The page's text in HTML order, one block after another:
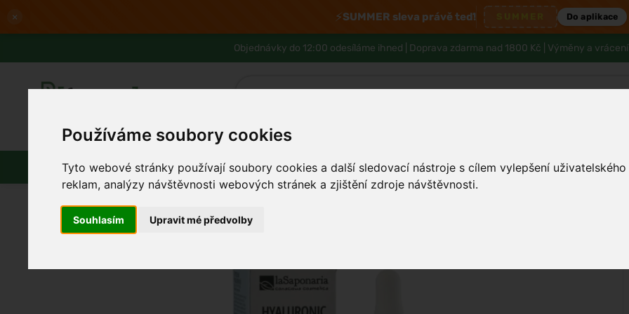
Používáme soubory cookies
Tyto webové stránky používají soubory cookies a další sledovací nástroje s cílem vylepšení
reklam, analýzy návštěvnosti webových stránek a zjištění zdroje návštěvnosti.
Souhlasím Upravit mé předvolby
× ⚡SUMMER sleva právě teď! Do aplikace
Objednávky do 12:00 odesíláme ihned | Doprava zdarma nad 1800 Kč | Výměny a
Slevy až -80% Blog Lexikon
Parfémy Líčení Vlasy Pleť Tělo a hygiena Děti Muži Zdraví